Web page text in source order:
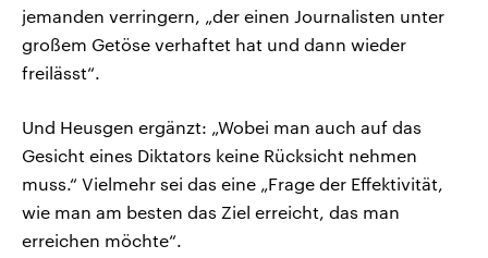
jemanden verringern, „der einen Journalisten unter
großem Getöse verhaftet hat und dann wieder
freilässt“.
Und Heusgen ergänzt: „Wobei man auch auf das
Gesicht eines Diktators keine Rücksicht nehmen
muss.“ Vielmehr sei das eine „Frage der Effektivität,
wie man am besten das Ziel erreicht, das man
erreichen möchte“.